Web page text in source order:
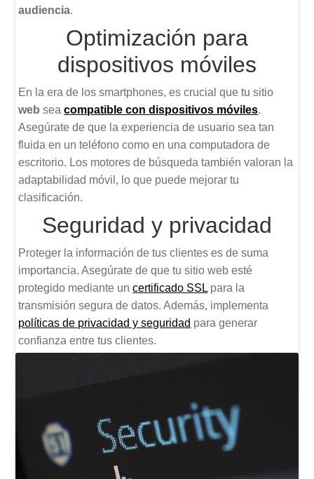
audiencia.
Optimización para
dispositivos móviles
En la era de los smartphones, es crucial que tu sitio
web seacompatible con dispositivos móviles.
Asegúrate de que la experiencia de usuario sea tan
fluida en un teléfono como en una computadora de
escritorio. Los motores de búsqueda también valoran la
adaptabilidad móvil, lo que puede mejorar tu
clasificación.
Seguridad y privacidad
Proteger la información de tus clientes es de suma
importancia. Asegúrate de que tu sitio web esté
protegido mediante uncertificado SSLpara la
transmisión segura de datos. Además, implementa
políticas de privacidad y seguridad para generar
confianza entre tus clientes.